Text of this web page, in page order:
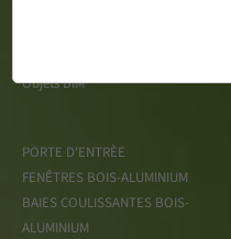
Objets BIM
PORTE D'ENTRÈE
FENÊTRES BOIS-ALUMINIUM
BAIES COULISSANTES BOIS-
ALUMINIUM